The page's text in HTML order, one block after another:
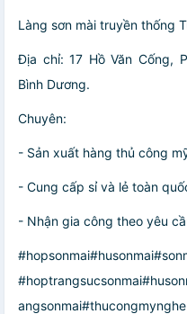
Làng sơn mài truyền thống
Địa chỉ: 17 Hồ Văn Cống,
Bình Dương.
Chuyên:
- Sản xuất hàng thủ công
- Cung cấp sỉ và lẻ toàn
- Nhận gia công theo yêu
angsonmai#thucongmynghe